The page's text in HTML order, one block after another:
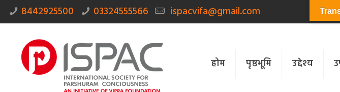
8442925500 03324555566 ispacvifa@gmail.com
होम पृष्ठभूमि उद्देश्य